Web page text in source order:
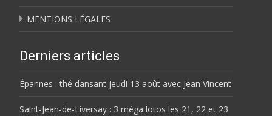
MENTIONS LÉGALES
Derniers articles
Épannes : thé dansant jeudi 13 août avec Jean Vincent
Saint-Jean-de-Liversay : 3 méga lotos les 21, 22 et 23